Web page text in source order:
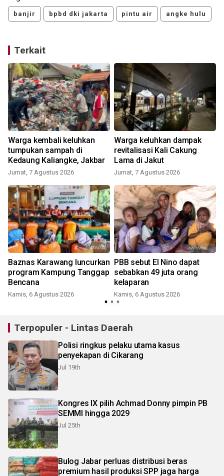
banjir bpbd dki jakarta pintu air angke hulu
Terkait
Warga kembali keluhkan
tumpukan sampah di
Kedaung Kaliangke, Jakbar
Jumat, 7 Agustus 2026
Warga keluhkan dampak
revitalisasi Kali Cakung
Lama di Jakut
Jumat, 7 Agustus 2026
Baznas Karawang luncurkan
program Kampung Tanggap
Bencana
Kamis, 6 Agustus 2026
PBB sebut El Nino dapat
sebabkan 49 juta orang
kelaparan
Kamis, 6 Agustus 2026
Terpopuler - Lintas Daerah
Polisi ringkus pelaku utama kasus
penyekapan di Cikarang
Jul 19th
Kongres IX pilih Achmad Donny pimpin PB
SEMMI hingga 2029
Jul 25th
Bulog Jabar perluas distribusi beras
premium hasil produksi SPP jaga harga